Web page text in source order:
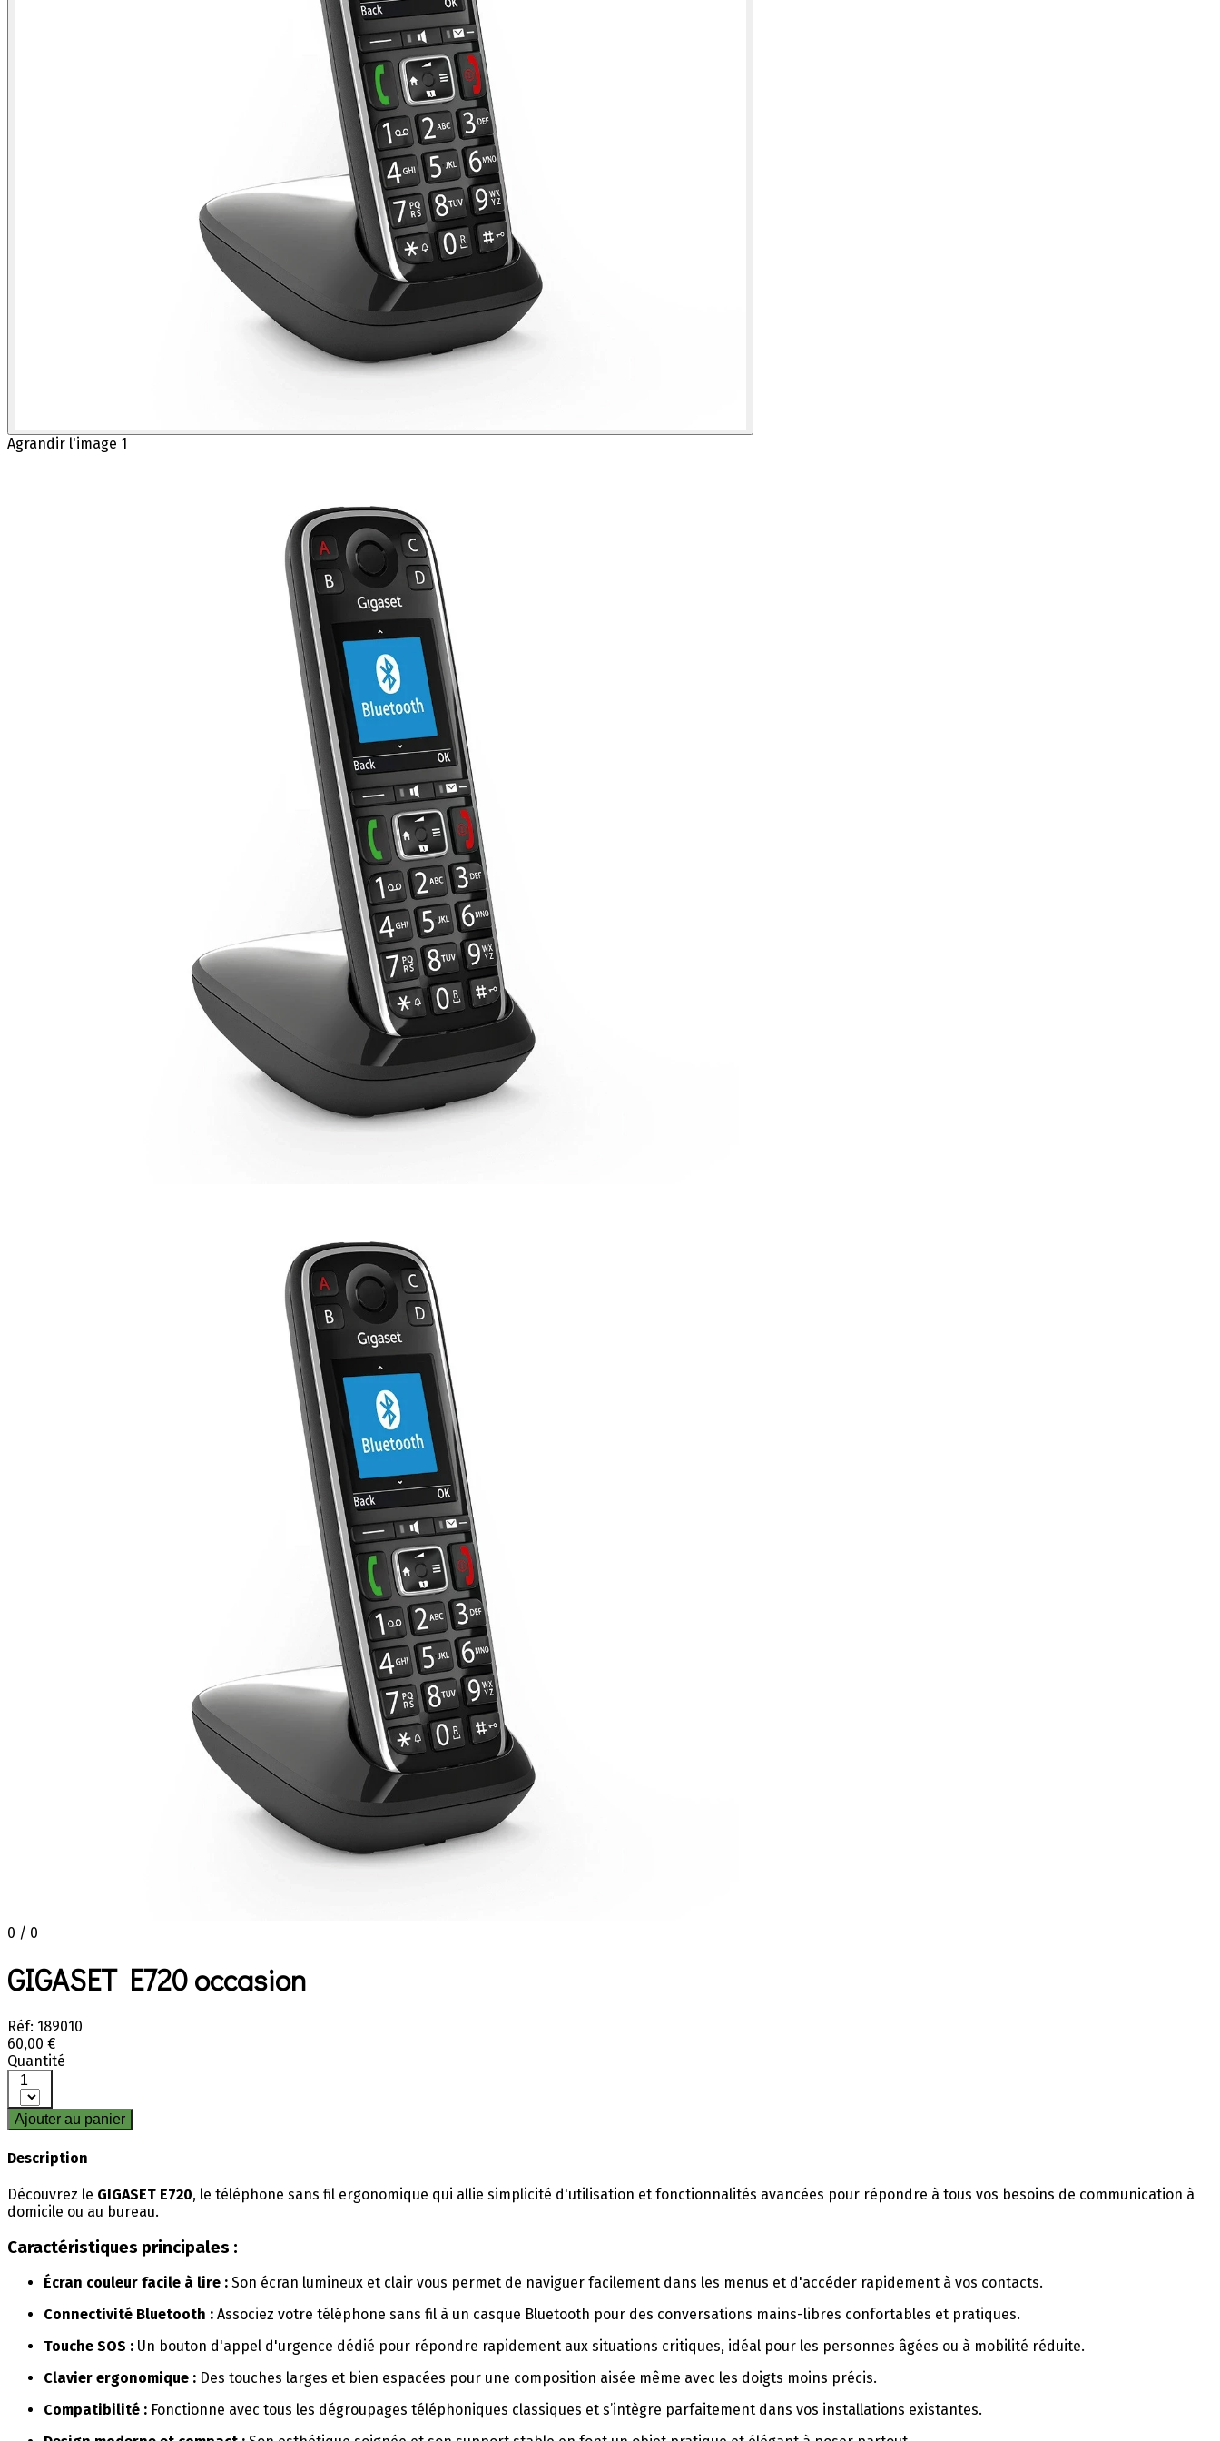
Agrandir l'image 1
0 / 0
GIGASET E720 occasion
Réf: 189010
60,00 €
Quantité
1
Ajouter au panier
Description
Découvrez le GIGASET E720, le téléphone sans fil ergonomique qui allie simplicité d'utilisation et fonctionnalités avancées pour répondre à tous vos besoins de communication à
domicile ou au bureau.
Caractéristiques principales :
Écran couleur facile à lire : Son écran lumineux et clair vous permet de naviguer facilement dans les menus et d'accéder rapidement à vos contacts.
Connectivité Bluetooth : Associez votre téléphone sans fil à un casque Bluetooth pour des conversations mains-libres confortables et pratiques.
Touche SOS : Un bouton d'appel d'urgence dédié pour répondre rapidement aux situations critiques, idéal pour les personnes âgées ou à mobilité réduite.
Clavier ergonomique : Des touches larges et bien espacées pour une composition aisée même avec les doigts moins précis.
Compatibilité : Fonctionne avec tous les dégroupages téléphoniques classiques et s’intègre parfaitement dans vos installations existantes.